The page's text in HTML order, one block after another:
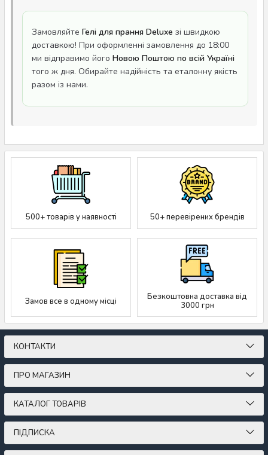
Замовляйте Гелі для прання Deluxe зі швидкою
доставкою! При оформленні замовлення до 18:00
ми відправимо його Новою Поштою по всій Україні
того ж дня. Обирайте надійність та еталонну якість
разом із нами.
500+ товарів у наявності 50+ перевірених брендів
Замов все в одному місці
Безкоштовна доставка від
3000 грн
КОНТАКТИ
ПРО МАГАЗИН
КАТАЛОГ ТОВАРІВ
ПІДПИСКА